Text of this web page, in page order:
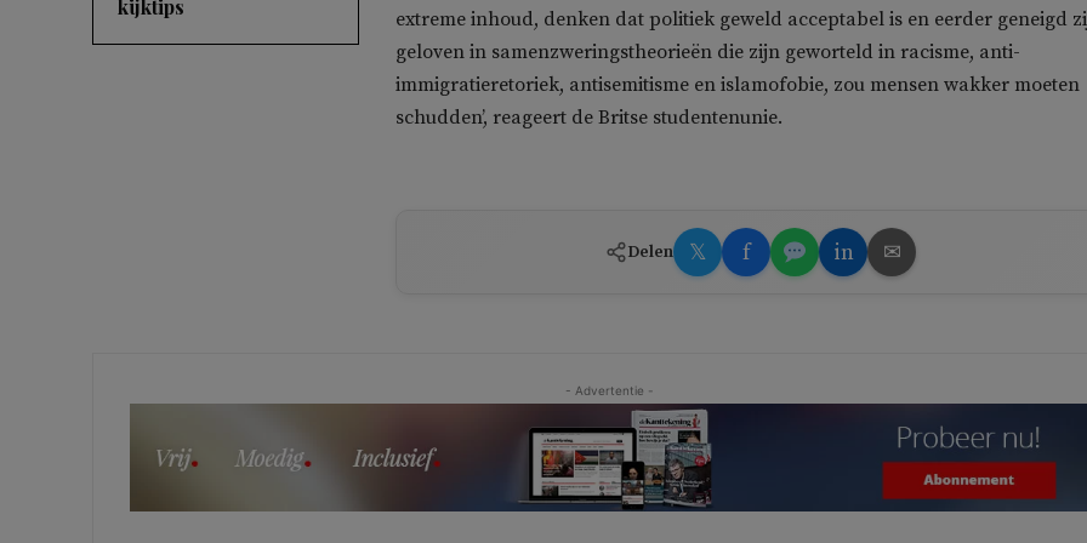
kijktips
extreme inhoud, denken dat politiek geweld acceptabel is en eerder geneigd
geloven in samenzweringstheorieën die zijn geworteld in racisme, anti-
immigratieretoriek, antisemitisme en islamofobie, zou mensen wakker moeten
schudden’, reageert de Britse studentenunie.
Delen 𝕏 f in ✉
- Advertentie -